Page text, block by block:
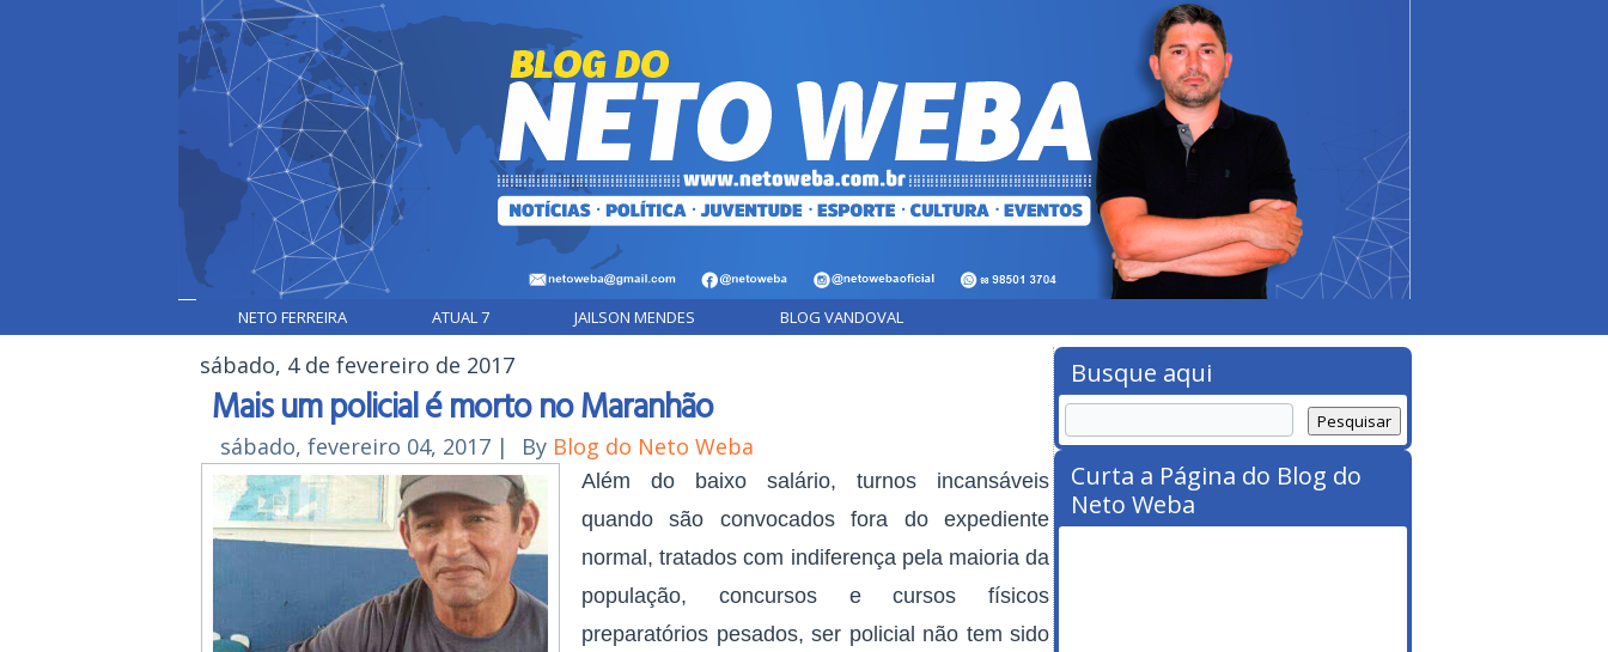
NETO FERREIRA ATUAL 7 JAILSON MENDES BLOG VANDOVAL
sábado, 4 de fevereiro de 2017
Mais um policial é morto no Maranhão
sábado, fevereiro 04, 2017 | By Blog do Neto Weba
Além do baixo salário, turnos incansáveis
quando são convocados fora do expediente
normal, tratados com indiferença pela maioria da
população, concursos e cursos físicos
preparatórios pesados, ser policial não tem sido
Busque aqui
Curta a Página do Blog do
Neto Weba